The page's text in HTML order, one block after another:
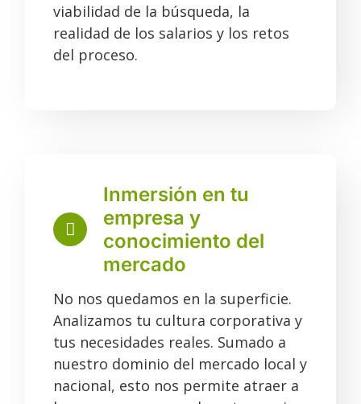
viabilidad de la búsqueda, la
realidad de los salarios y los retos
del proceso.
Inmersión en tu
empresa y
conocimiento del
mercado
No nos quedamos en la superficie.
Analizamos tu cultura corporativa y
tus necesidades reales. Sumado a
nuestro dominio del mercado local y
nacional, esto nos permite atraer a